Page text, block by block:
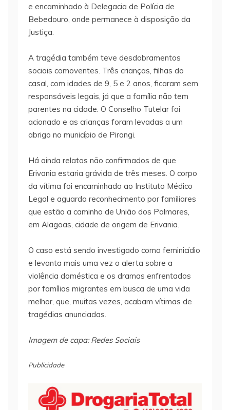
e encaminhado à Delegacia de Polícia de
Bebedouro, onde permanece à disposição da
Justiça.
A tragédia também teve desdobramentos
sociais comoventes. Três crianças, filhas do
casal, com idades de 9, 5 e 2 anos, ficaram sem
responsáveis legais, já que a família não tem
parentes na cidade. O Conselho Tutelar foi
acionado e as crianças foram levadas a um
abrigo no município de Pirangi.
Há ainda relatos não confirmados de que
Erivania estaria grávida de três meses. O corpo
da vítima foi encaminhado ao Instituto Médico
Legal e aguarda reconhecimento por familiares
que estão a caminho de União dos Palmares,
em Alagoas, cidade de origem de Erivania.
O caso está sendo investigado como feminicídio
e levanta mais uma vez o alerta sobre a
violência doméstica e os dramas enfrentados
por famílias migrantes em busca de uma vida
melhor, que, muitas vezes, acabam vítimas de
tragédias anunciadas.
Imagem de capa: Redes Sociais
Publicidade